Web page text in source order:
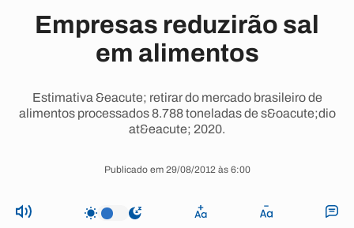
Empresas reduzirão sal
em alimentos
Estimativa &eacute; retirar do mercado brasileiro de
alimentos processados 8.788 toneladas de s&oacute;dio
at&eacute; 2020.
Publicado em 29/08/2012 às 6:00